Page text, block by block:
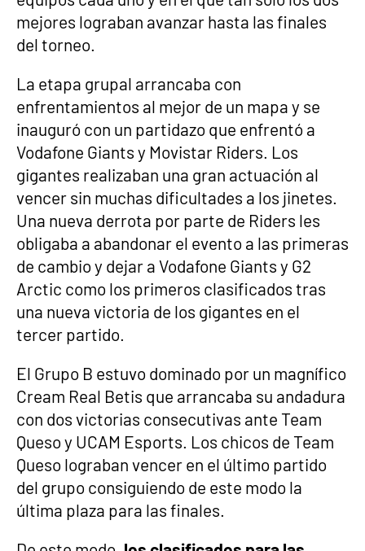
mejores lograban avanzar hasta las finales
del torneo.
La etapa grupal arrancaba con
enfrentamientos al mejor de un mapa y se
inauguró con un partidazo que enfrentó a
Vodafone Giants y Movistar Riders. Los
gigantes realizaban una gran actuación al
vencer sin muchas dificultades a los jinetes.
Una nueva derrota por parte de Riders les
obligaba a abandonar el evento a las primeras
de cambio y dejar a Vodafone Giants y G2
Arctic como los primeros clasificados tras
una nueva victoria de los gigantes en el
tercer partido.
El Grupo B estuvo dominado por un magnífico
Cream Real Betis que arrancaba su andadura
con dos victorias consecutivas ante Team
Queso y UCAM Esports. Los chicos de Team
Queso lograban vencer en el último partido
del grupo consiguiendo de este modo la
última plaza para las finales.